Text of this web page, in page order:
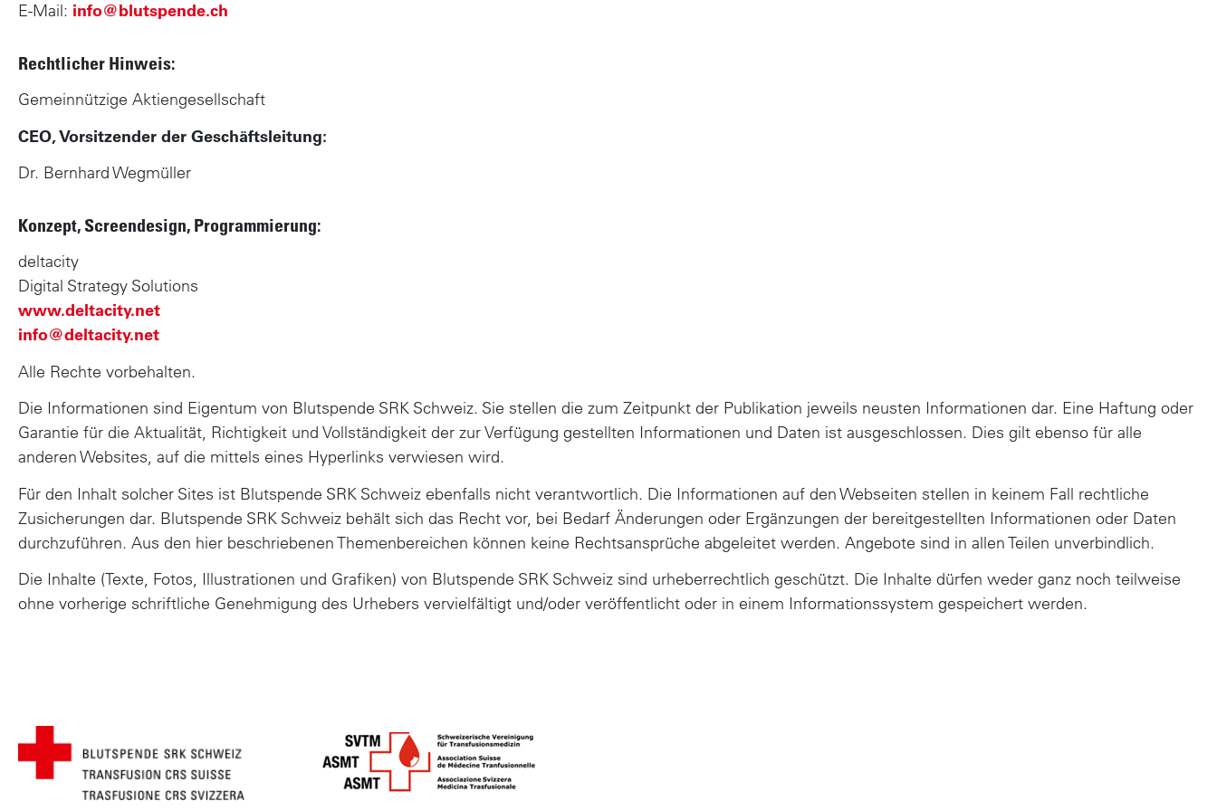
E-Mail: info@blutspende.ch
Rechtlicher Hinweis:
Gemeinnützige Aktiengesellschaft
CEO, Vorsitzender der Geschäftsleitung:
Dr. Bernhard Wegmüller
Konzept, Screendesign, Programmierung:
deltacity
Digital Strategy Solutions
www.deltacity.net
info@deltacity.net
Alle Rechte vorbehalten.
Die Informationen sind Eigentum von Blutspende SRK Schweiz. Sie stellen die zum Zeitpunkt der Publikation jeweils neusten Informationen dar. Eine Haftung oder
Garantie für die Aktualität, Richtigkeit und Vollständigkeit der zur Verfügung gestellten Informationen und Daten ist ausgeschlossen. Dies gilt ebenso für alle
anderen Websites, auf die mittels eines Hyperlinks verwiesen wird.
Für den Inhalt solcher Sites ist Blutspende SRK Schweiz ebenfalls nicht verantwortlich. Die Informationen auf den Webseiten stellen in keinem Fall rechtliche
Zusicherungen dar. Blutspende SRK Schweiz behält sich das Recht vor, bei Bedarf Änderungen oder Ergänzungen der bereitgestellten Informationen oder Daten
durchzuführen. Aus den hier beschriebenen Themenbereichen können keine Rechtsansprüche abgeleitet werden. Angebote sind in allen Teilen unverbindlich.
Die Inhalte (Texte, Fotos, Illustrationen und Grafiken) von Blutspende SRK Schweiz sind urheberrechtlich geschützt. Die Inhalte dürfen weder ganz noch teilweise
ohne vorherige schriftliche Genehmigung des Urhebers vervielfältigt und/oder veröffentlicht oder in einem Informationssystem gespeichert werden.